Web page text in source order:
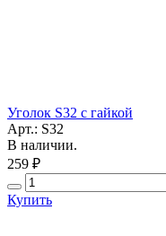
Уголок S32 с гайкой
Арт.: S32
В наличии.
259 ₽
Купить